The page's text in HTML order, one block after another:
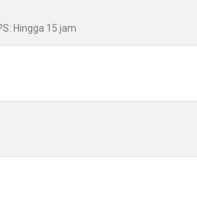
Hingga 15 jam